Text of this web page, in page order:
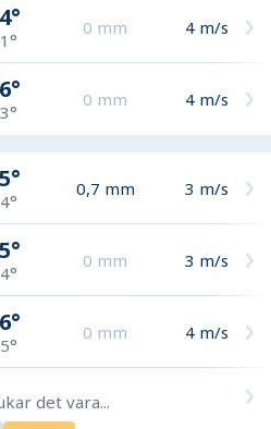
0 mm 4 m/s
0 mm 4 m/s
0,7 mm 3 m/s
0 mm 3 m/s
0 mm 4 m/s
det vara...